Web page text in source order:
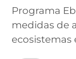
Programa
medidas de
ecosistemas